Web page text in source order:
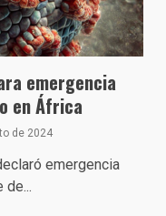
emergencia
en África
de 2024
emergencia
de...